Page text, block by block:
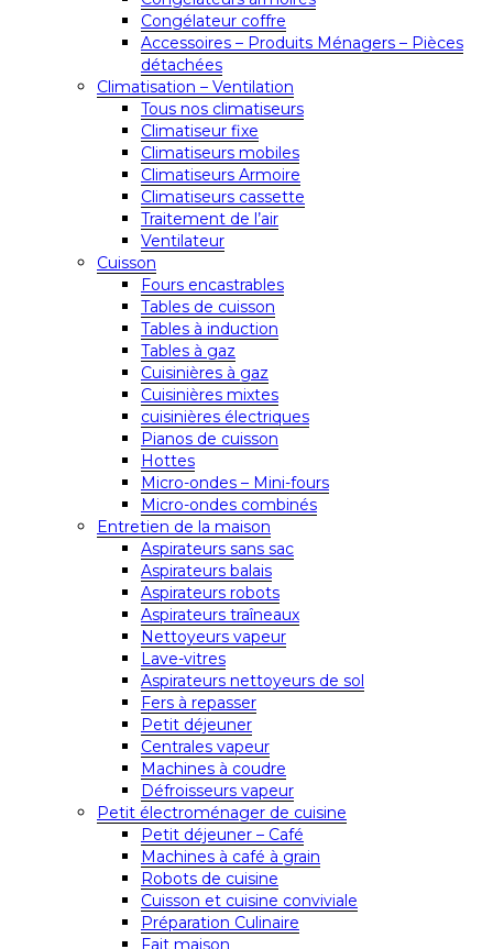
Congélateur coffre
Accessoires – Produits Ménagers – Pièces
détachées
Climatisation – Ventilation
Tous nos climatiseurs
Climatiseur fixe
Climatiseurs mobiles
Climatiseurs Armoire
Climatiseurs cassette
Traitement de l’air
Ventilateur
Cuisson
Fours encastrables
Tables de cuisson
Tables à induction
Tables à gaz
Cuisinières à gaz
Cuisinières mixtes
cuisinières électriques
Pianos de cuisson
Hottes
Micro-ondes – Mini-fours
Micro-ondes combinés
Entretien de la maison
Aspirateurs sans sac
Aspirateurs balais
Aspirateurs robots
Aspirateurs traîneaux
Nettoyeurs vapeur
Lave-vitres
Aspirateurs nettoyeurs de sol
Fers à repasser
Petit déjeuner
Centrales vapeur
Machines à coudre
Défroisseurs vapeur
Petit électroménager de cuisine
Petit déjeuner – Café
Machines à café à grain
Robots de cuisine
Cuisson et cuisine conviviale
Préparation Culinaire
Fait maison